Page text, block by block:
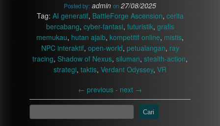
Posted by: admin on 27/08/2025
Tag: AI generatif, BattleForge Ascension, cerita
bercabang, cyber-fantasi, futuristik, grafis
memukau, hutan ajaib, kompetitif online, mistis,
NPC interaktif, open-world, petualangan, ray
tracing, Shadow of Nexus, siluman, stealth-action,
strategi, taktis, Verdant Odyssey, VR
← previous - next →
Cari